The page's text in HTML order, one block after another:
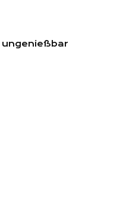
ungenießbar